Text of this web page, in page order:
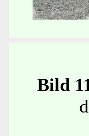
Bild